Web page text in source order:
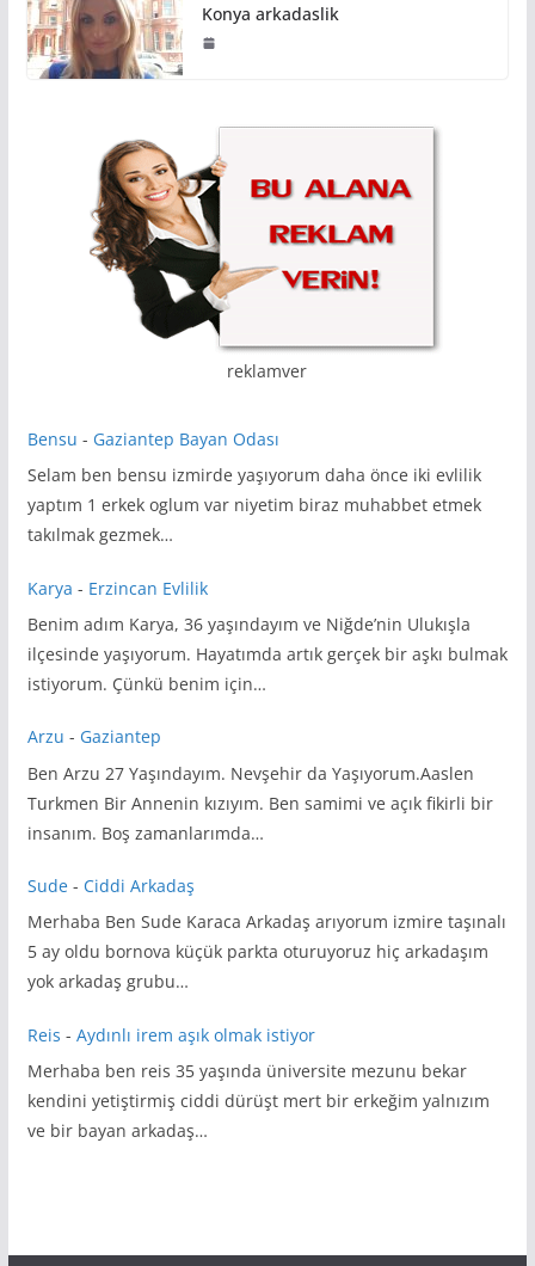
Konya arkadaslik
reklamver
Bensu - Gaziantep Bayan Odası
Selam ben bensu izmirde yaşıyorum daha önce iki evlilik
yaptım 1 erkek oglum var niyetim biraz muhabbet etmek
takılmak gezmek…
Karya - Erzincan Evlilik
Benim adım Karya, 36 yaşındayım ve Niğde’nin Ulukışla
ilçesinde yaşıyorum. Hayatımda artık gerçek bir aşkı bulmak
istiyorum. Çünkü benim için…
Arzu - Gaziantep
Ben Arzu 27 Yaşındayım. Nevşehir da Yaşıyorum.Aaslen
Turkmen Bir Annenin kızıyım. Ben samimi ve açık fikirli bir
insanım. Boş zamanlarımda…
Sude- Ciddi Arkadaş
Merhaba Ben Sude Karaca Arkadaş arıyorum izmire taşınalı
5 ay oldu bornova küçük parkta oturuyoruz hiç arkadaşım
yok arkadaş grubu…
Reis - Aydınlı irem aşık olmak istiyor
Merhaba ben reis 35 yaşında üniversite mezunu bekar
kendini yetiştirmiş ciddi dürüşt mert bir erkeğim yalnızım
ve bir bayan arkadaş…